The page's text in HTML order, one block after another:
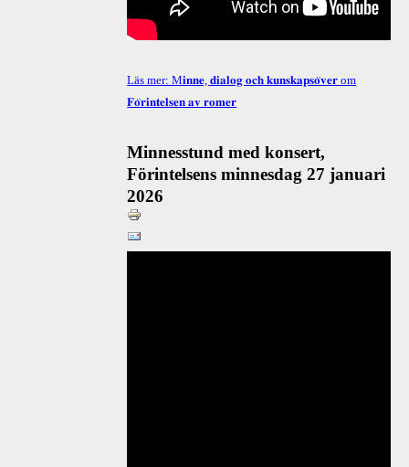
Läs mer: M𝐢𝐧𝐧𝐞, 𝐝𝐢𝐚𝐥𝐨𝐠 𝐨𝐜𝐡 𝐤𝐮𝐧𝐬𝐤𝐚𝐩𝐬𝐨̈𝐯𝐞𝐫 om
𝐅𝐨̈𝐫𝐢𝐧𝐭𝐞𝐥𝐬𝐞𝐧 𝐚𝐯 𝐫𝐨𝐦𝐞𝐫
Minnesstund med konsert,
Förintelsens minnesdag 27 januari
2026